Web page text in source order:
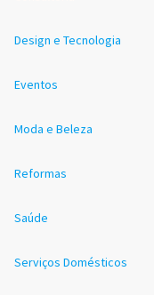
Design e Tecnologia
Eventos
Moda e Beleza
Reformas
Saúde
Serviços Domésticos